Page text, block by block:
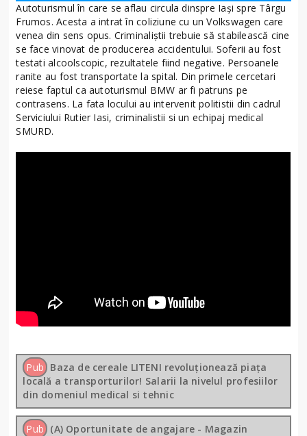
Autoturismul în care se aflau circula dinspre Iași spre Târgu
Frumos. Acesta a intrat în coliziune cu un Volkswagen care
venea din sens opus. Criminaliștii trebuie să stabilească cine
se face vinovat de producerea accidentului. Soferii au fost
testati alcoolscopic, rezultatele fiind negative. Persoanele
ranite au fost transportate la spital. Din primele cercetari
reiese faptul ca autoturismul BMW ar fi patruns pe
contrasens. La fata locului au intervenit politistii din cadrul
Serviciului Rutier Iasi, criminalistii si un echipaj medical
SMURD.
Pub Baza de cereale LITENI revoluționează piața
locală a transporturilor! Salarii la nivelul profesiilor
din domeniul medical si tehnic
Pub (A) Oportunitate de angajare - Magazin